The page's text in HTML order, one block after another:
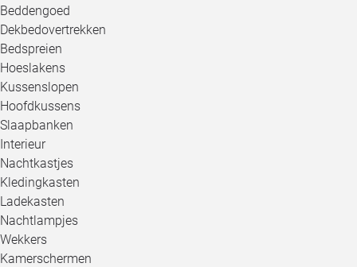
Beddengoed
Dekbedovertrekken
Bedspreien
Hoeslakens
Kussenslopen
Hoofdkussens
Slaapbanken
Interieur
Nachtkastjes
Kledingkasten
Ladekasten
Nachtlampjes
Wekkers
Kamerschermen